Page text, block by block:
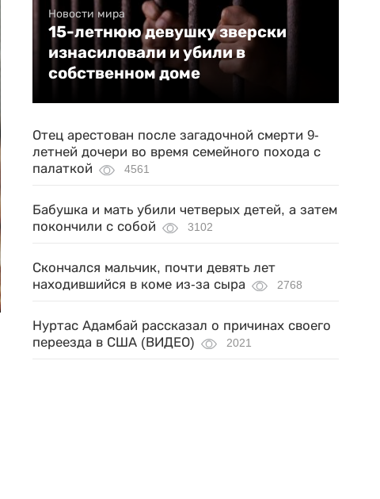
Новости мира
15-летнюю девушку зверски
изнасиловали и убили в
собственном доме
Отец арестован после загадочной смерти 9-
летней дочери во время семейного похода с
палаткой
4561
Бабушка и мать убили четверых детей, а затем
покончили с собой
3102
Скончался мальчик, почти девять лет
находившийся в коме из-за сыра
2768
Нуртас Адамбай рассказал о причинах своего
переезда в США (ВИДЕО)
2021